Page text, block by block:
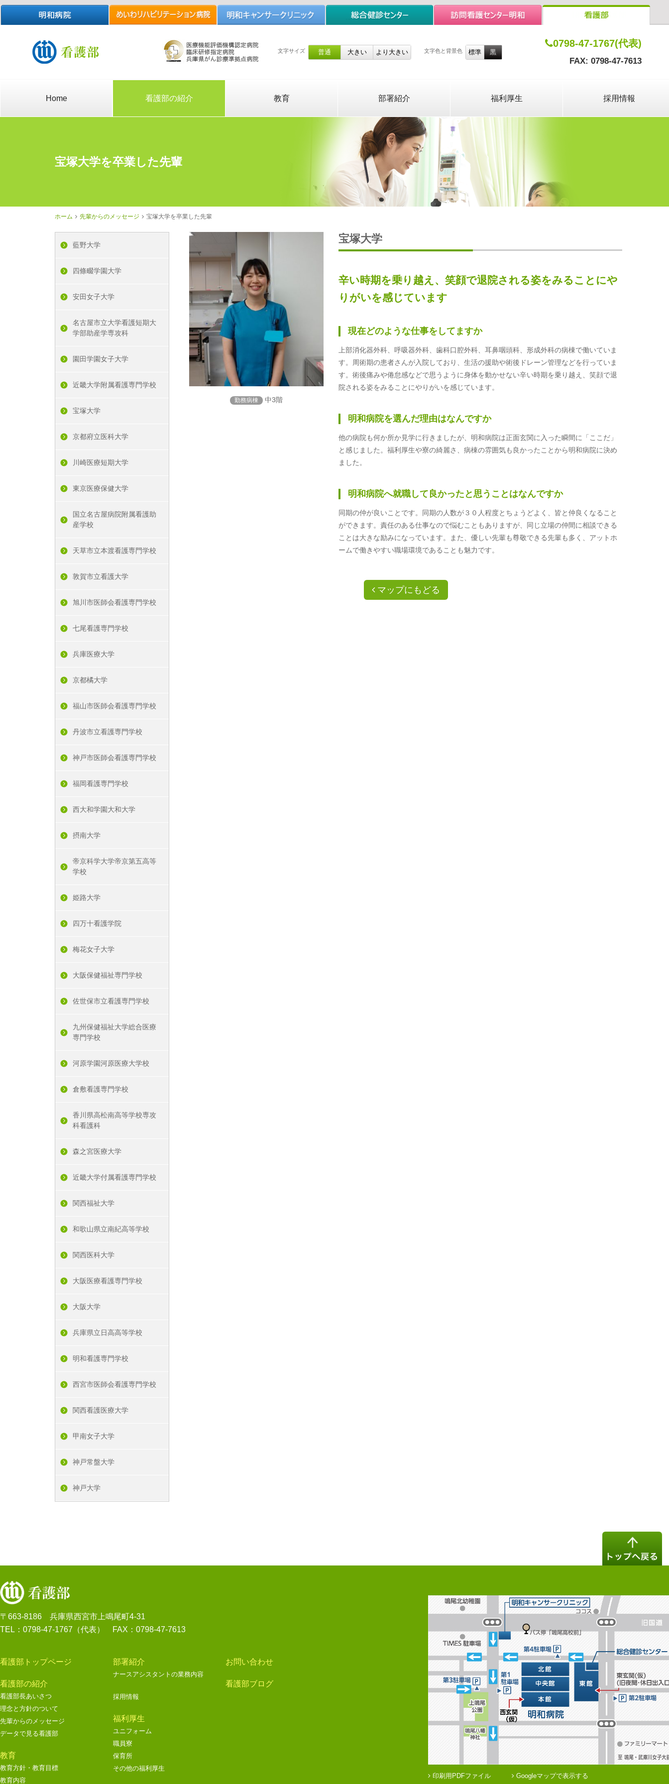
文字サイズ 文字色と背景色
0798-47-1767(代表)
FAX: 0798-47-7613
Home 看護部の紹介 教育 部署紹介 福利厚生 採用情報
宝塚大学を卒業した先輩
ホーム 先輩からのメッセージ 宝塚大学を卒業した先輩
藍野大学
四條畷学園大学
安田女子大学
名古屋市立大学看護短期大
学部助産学専攻科
園田学園女子大学
近畿大学附属看護専門学校
宝塚大学
京都府立医科大学
川崎医療短期大学
東京医療保健大学
国立名古屋病院附属看護助
産学校
天草市立本渡看護専門学校
敦賀市立看護大学
旭川市医師会看護専門学校
七尾看護専門学校
兵庫医療大学
京都橘大学
福山市医師会看護専門学校
丹波市立看護専門学校
神戸市医師会看護専門学校
福岡看護専門学校
西大和学園大和大学
摂南大学
帝京科学大学帝京第五高等
学校
姫路大学
四万十看護学院
梅花女子大学
大阪保健福祉専門学校
佐世保市立看護専門学校
九州保健福祉大学総合医療
専門学校
河原学園河原医療大学校
倉敷看護専門学校
香川県高松南高等学校専攻
科看護科
森之宮医療大学
近畿大学付属看護専門学校
関西福祉大学
和歌山県立南紀高等学校
関西医科大学
大阪医療看護専門学校
大阪大学
兵庫県立日高高等学校
明和看護専門学校
西宮市医師会看護専門学校
関西看護医療大学
甲南女子大学
神戸常盤大学
神戸大学
勤務病棟 中3階
宝塚大学
辛い時期を乗り越え、笑顔で退院される姿をみることにや
りがいを感じています
現在どのような仕事をしてますか
上部消化器外科、呼吸器外科、歯科口腔外科、耳鼻咽頭科、形成外科の病棟で働いていま
す。周術期の患者さんが入院しており、生活の援助や術後ドレーン管理などを行っていま
す。術後痛みや倦怠感などで思うように身体を動かせない辛い時期を乗り越え、笑顔で退
院される姿をみることにやりがいを感じています。
明和病院を選んだ理由はなんですか
他の病院も何か所か見学に行きましたが、明和病院は正面玄関に入った瞬間に「ここだ」
と感じました。福利厚生や寮の綺麗さ、病棟の雰囲気も良かったことから明和病院に決め
ました。
明和病院へ就職して良かったと思うことはなんですか
同期の仲が良いことです。同期の人数が３０人程度とちょうどよく、皆と仲良くなること
ができます。責任のある仕事なので悩むこともありますが、同じ立場の仲間に相談できる
ことは大きな励みになっています。また、優しい先輩も尊敬できる先輩も多く、アットホ
ームで働きやすい職場環境であることも魅力です。
マップにもどる
〒663-8186 兵庫県西宮市上鳴尾町4-31
TEL：0798-47-1767（代表） FAX：0798-47-7613
看護部トップページ
看護部の紹介
看護部長あいさつ
理念と方針のついて
先輩からのメッセージ
データで見る看護部
教育
教育方針・教育目標
教育内容
部署紹介
ナースアシスタントの業務内容
採用情報
福利厚生
ユニフォーム
職員寮
保育所
その他の福利厚生
お問い合わせ
看護部ブログ
印刷用PDFファイル Googleマップで表示する